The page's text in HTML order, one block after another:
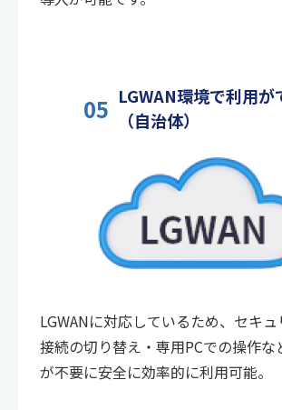
05 LGWAN環境で利用が
（自治体）
LGWANに対応しているため、セキュ
接続の切り替え・専用PCでの操作な
が不要に安全に効率的に利用可能。